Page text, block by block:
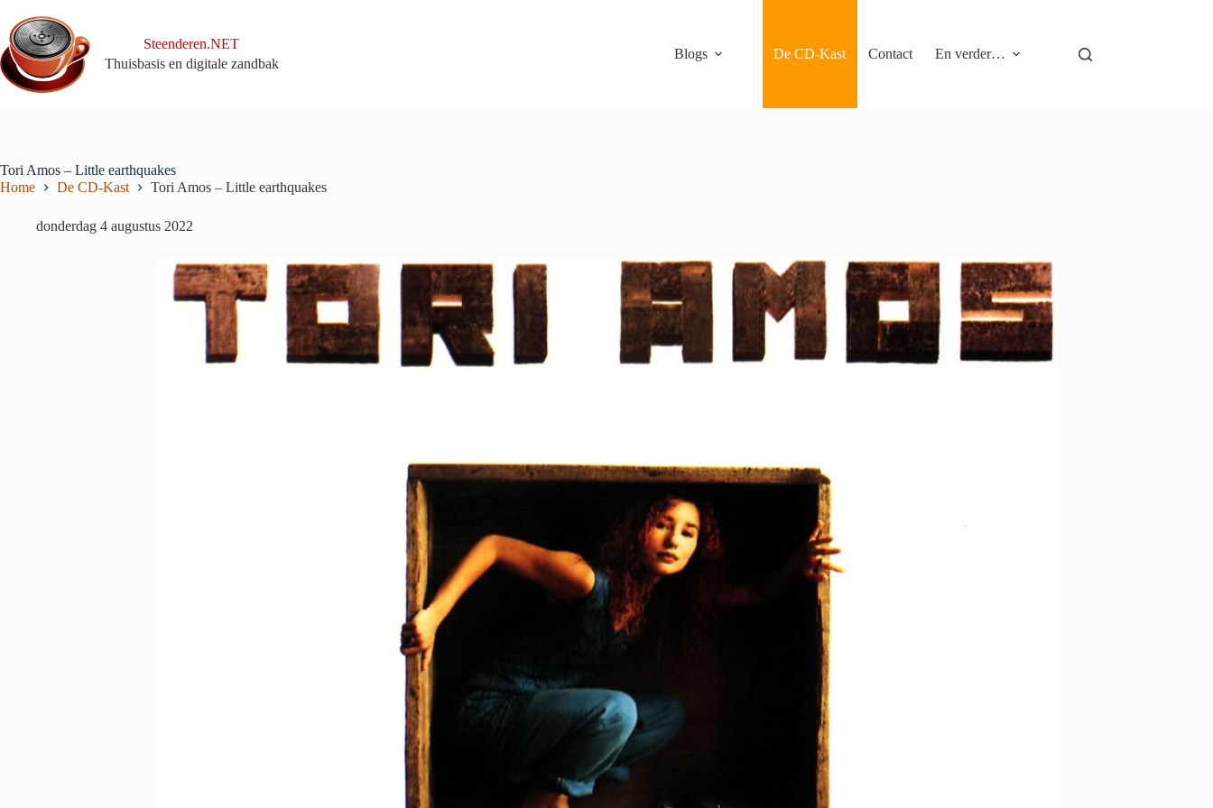
naar
de
inhoud
Steenderen.NET
Thuisbasis en digitale zandbak
Blogs De CD-Kast Contact En verder…
Tori Amos – Little earthquakes
Home
De CD-Kast Tori Amos – Little earthquakes
donderdag 4 augustus 2022